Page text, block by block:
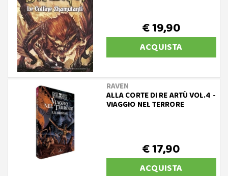
€ 19,90
ACQUISTA
RAVEN
ALLA CORTE DI RE ARTÙ VOL.4 -
VIAGGIO NEL TERRORE
€ 17,90
ACQUISTA